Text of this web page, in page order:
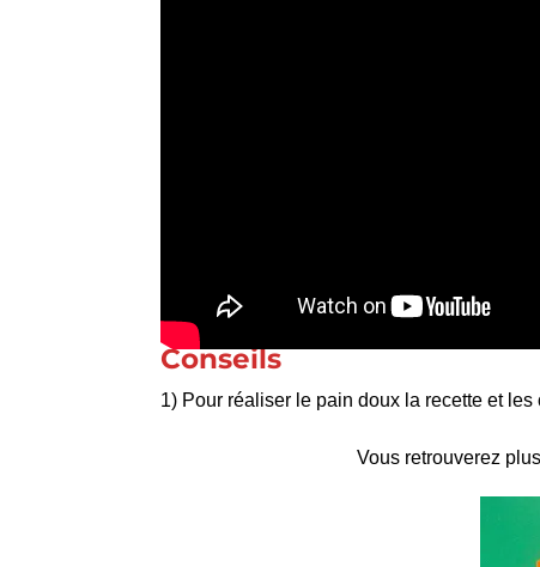
Conseils
1) Pour réaliser le pain doux la recette et les
Vous retrouverez